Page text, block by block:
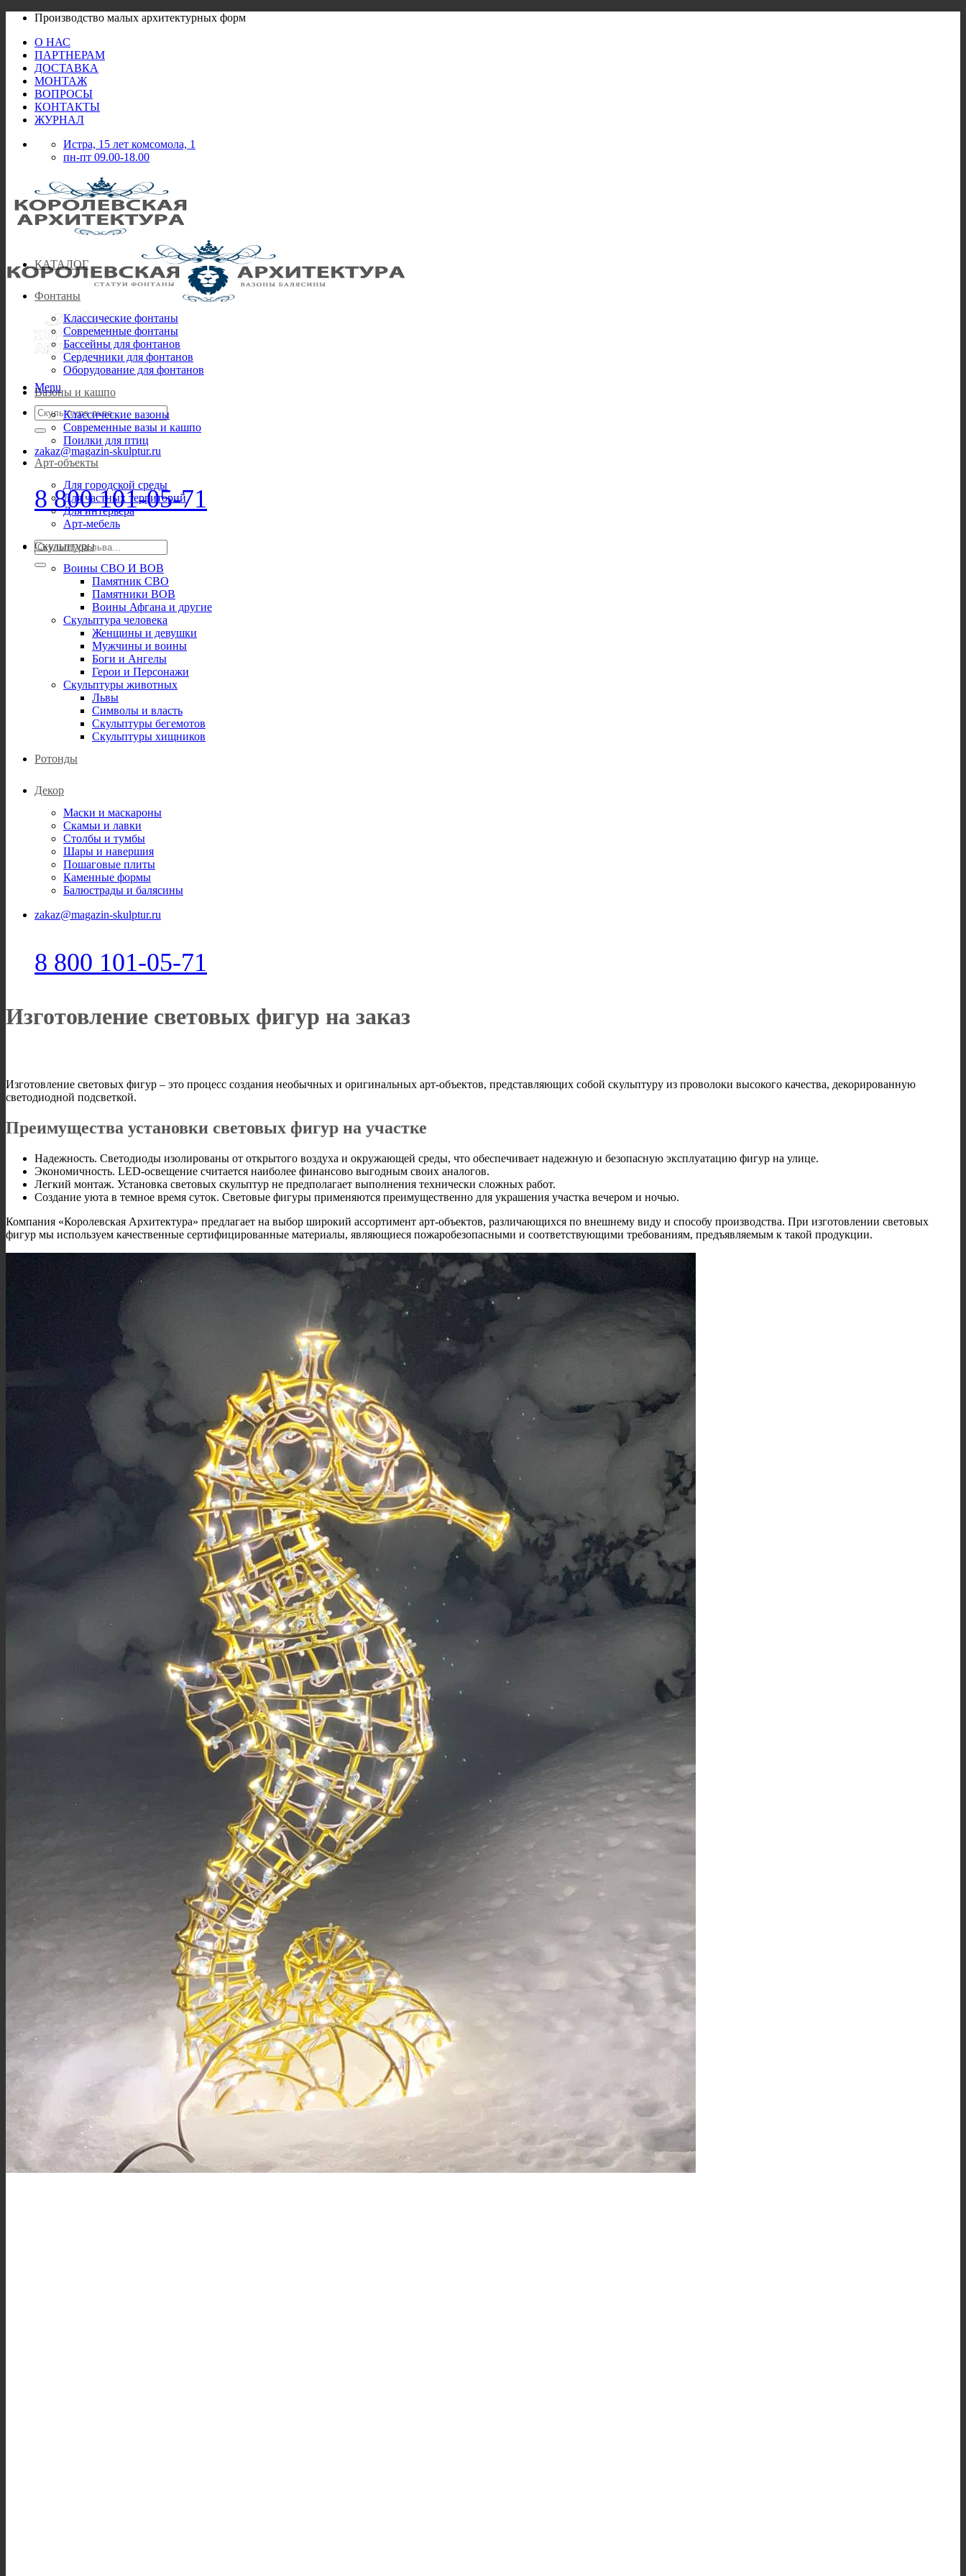
Skip
content
Производство малых архитектурных форм
О НАС
ПАРТНЕРАМ
ДОСТАВКА
МОНТАЖ
ВОПРОСЫ
КОНТАКТЫ
ЖУРНАЛ
Истра, 15 лет комсомола, 1
пн-пт 09.00-18.00
Menu
Искать:
zakaz@magazin-skulptur.ru
8 800 101-05-71
Искать:
КАТАЛОГ
Фонтаны
Классические фонтаны
Современные фонтаны
Бассейны для фонтанов
Сердечники для фонтанов
Оборудование для фонтанов
Вазоны и кашпо
Классические вазоны
Современные вазы и кашпо
Поилки для птиц
Арт-объекты
Для городской среды
Для частных территорий
Для интерьера
Арт-мебель
Скульптуры
Воины СВО И ВОВ
Памятник СВО
Памятники ВОВ
Воины Афгана и другие
Скульптура человека
Женщины и девушки
Мужчины и воины
Боги и Ангелы
Герои и Персонажи
Скульптуры животных
Львы
Символы и власть
Скульптуры бегемотов
Скульптуры хищников
Ротонды
Декор
Маски и маскароны
Скамьи и лавки
Столбы и тумбы
Шары и навершия
Пошаговые плиты
Каменные формы
Балюстрады и балясины
zakaz@magazin-skulptur.ru
8 800 101-05-71
Изготовление световых фигур на заказ
Изготовление световых фигур – это процесс создания необычных и оригинальных арт-объектов, представляющих собой скульптуру из проволоки высокого качества, декорированную
светодиодной подсветкой.
Преимущества установки световых фигур на участке
Надежность. Светодиоды изолированы от открытого воздуха и окружающей среды, что обеспечивает надежную и безопасную эксплуатацию фигур на улице.
Экономичность. LED-освещение считается наиболее финансово выгодным своих аналогов.
Легкий монтаж. Установка световых скульптур не предполагает выполнения технически сложных работ.
Создание уюта в темное время суток. Световые фигуры применяются преимущественно для украшения участка вечером и ночью.
Компания «Королевская Архитектура» предлагает на выбор широкий ассортимент арт-объектов, различающихся по внешнему виду и способу производства. При изготовлении световых
фигур мы используем качественные сертифицированные материалы, являющиеся пожаробезопасными и соответствующими требованиям, предъявляемым к такой продукции.